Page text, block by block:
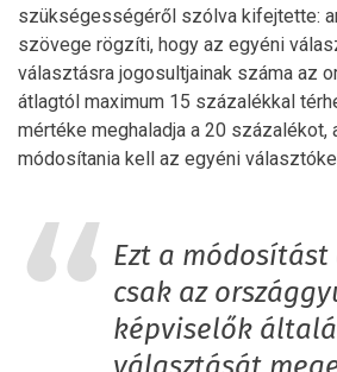
szükségességéről szólva kifejtette:
szövege rögzíti, hogy az egyéni
választásra jogosultjainak száma az
átlagtól maximum 15 százalékkal
mértéke meghaladja a 20 százalékot,
módosítania kell az egyéni
Ezt a
csak az
képviselők